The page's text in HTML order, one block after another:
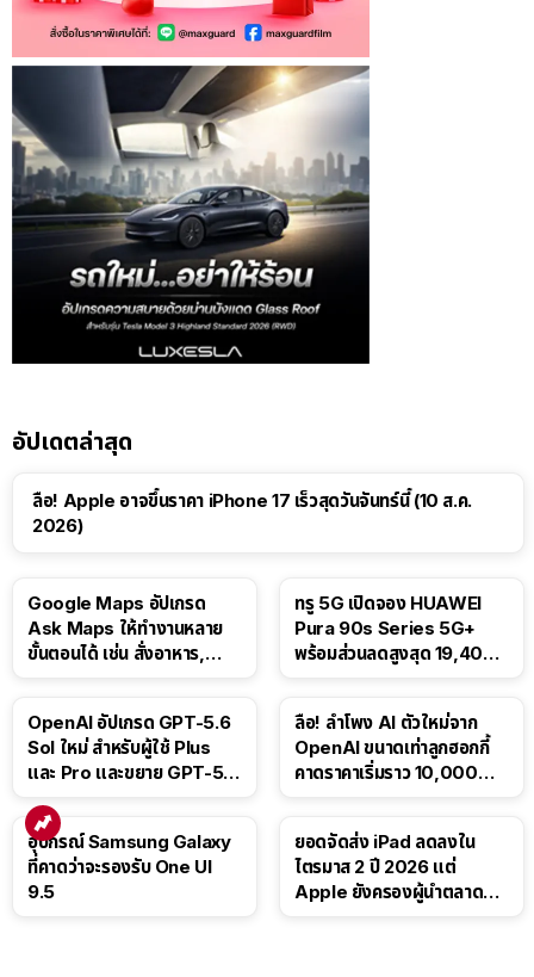
อัปเดตล่าสุด
ลือ! Apple อาจขึ้นราคา iPhone 17 เร็วสุดวันจันทร์นี้ (10 ส.ค.
2026)
Google Maps อัปเกรด
Ask Maps ให้ทำงานหลาย
ขั้นตอนได้ เช่น สั่งอาหาร,
ทรู 5G เปิดจอง HUAWEI
Pura 90s Series 5G+
พร้อมส่วนลดสูงสุด 19,400
OpenAI อัปเกรด GPT-5.6
Sol ใหม่ สำหรับผู้ใช้ Plus
และ Pro และขยาย GPT-5.6
ลือ! ลำโพง AI ตัวใหม่จาก
OpenAI ขนาดเท่าลูกฮอกกี้
คาดราคาเริ่มราว 10,000
อุปกรณ์ Samsung Galaxy
ที่คาดว่าจะรองรับ One UI
9.5
ยอดจัดส่ง iPad ลดลงใน
ไตรมาส 2 ปี 2026 แต่
Apple ยังครองผู้นำตลาด